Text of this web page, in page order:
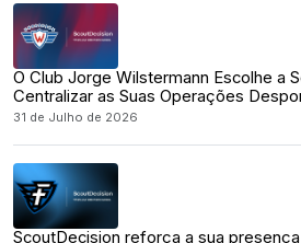
O Club Jorge Wilstermann Escolhe a
Centralizar as Suas Operações
31 de Julho de 2026
ScoutDecision reforça a sua